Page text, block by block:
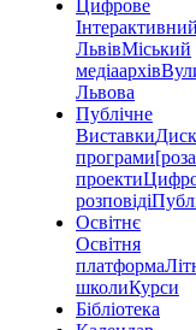
Цифрове
Інтерактивний
ЛьвівМіський
медіаархів
Львова
Публічне
Виставки
програми
проекти
розповіді
Освітнє
Освітня
платформа
школиКурси
Бібліотека